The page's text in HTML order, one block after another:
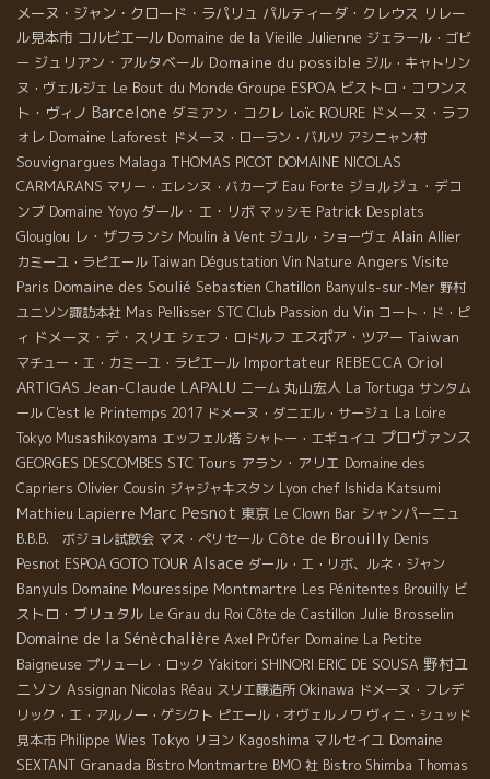
メーヌ・ジャン・クロード・ラパリュ パルティーダ・クレウス リレー
ル見本市 コルビエール Domaine de la Vieille Julienne ジェラール・ゴビ
ー ジュリアン・アルタベール Domaine du possible ジル・キャトリン
ヌ・ヴェルジェ Le Bout du Monde Groupe ESPOA ビストロ・コワンス
ト・ヴィノ Barcelone ダミアン・コクレ Loïc ROURE ドメーヌ・ラフ
ォレ Domaine Laforest ドメーヌ・ローラン・バルツ アシニャン村
Souvignargues Malaga THOMAS PICOT DOMAINE NICOLAS
CARMARANS マリー・エレンヌ・バカーブ Eau Forte ジョルジュ・デコ
ンブ Domaine Yoyo ダール・エ・リボ マッシモ Patrick Desplats
Glouglou レ・ザフランシ Moulin à Vent ジュル・ショーヴェ Alain Allier
カミーユ・ラピエール Taiwan Dégustation Vin Nature Angers Visite
Paris Domaine des Soulié Sebastien Chatillon Banyuls-sur-Mer 野村
ユニソン諏訪本社 Mas Pellisser STC Club Passion du Vin コート・ド・ピ
ィ ドメーヌ・デ・スリエ シェフ・ロドルフ エスポア・ツアー Taiwan
マチュー・エ・カミーユ・ラピエール Importateur REBECCA Oriol
ARTIGAS Jean-Claude LAPALU ニーム 丸山宏人 La Tortuga サンタム
ール C'est le Printemps 2017 ドメーヌ・ダニエル・サージュ La Loire
Tokyo Musashikoyama エッフェル塔 シャトー・エギュイユ プロヴァンス
GEORGES DESCOMBES STC Tours アラン・アリエ Domaine des
Capriers Olivier Cousin ジャジャキスタン Lyon chef Ishida Katsumi
Mathieu Lapierre Marc Pesnot 東京 Le Clown Bar シャンパーニュ
B.B.B. ボジョレ試飲会 マス・ぺリセール Côte de Brouilly Denis
Pesnot ESPOA GOTO TOUR Alsace ダール・エ・リボ、ルネ・ジャン
Banyuls Domaine Mouressipe Montmartre Les Pénitentes Brouilly ビ
ストロ・ブリュタル Le Grau du Roi Côte de Castillon Julie Brosselin
Domaine de la Sénèchalière Axel Prϋfer Domaine La Petite
Baigneuse プリューレ・ロック Yakitori SHINORI ERIC DE SOUSA 野村ユ
ニソン Assignan Nicolas Réau スリエ醸造所 Okinawa ドメーヌ・フレデ
リック・エ・アルノー・ゲシクト ピエール・オヴェルノワ ヴィニ・シュッド
見本市 Philippe Wies Tokyo リヨン Kagoshima マルセイユ Domaine
SEXTANT Granada Bistro Montmartre BMO 社 Bistro Shimba Thomas